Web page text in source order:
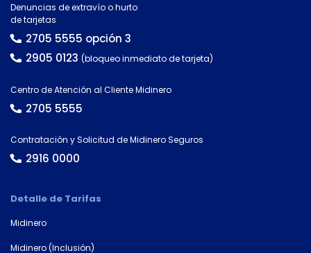
Denuncias de extravío o hurto
de tarjetas
2705 5555 opción 3
2905 0123 (bloqueo inmediato de tarjeta)
Centro de Atención al Cliente Midinero
2705 5555
Contratación y Solicitud de Midinero Seguros
2916 0000
Detalle de Tarifas
Midinero
Midinero (Inclusión)